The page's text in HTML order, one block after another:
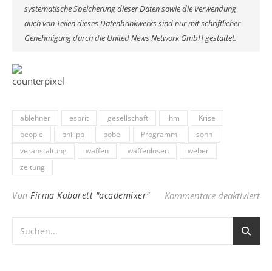
systematische Speicherung dieser Daten sowie die Verwendung
auch von Teilen dieses Datenbankwerks sind nur mit schriftlicher
Genehmigung durch die United News Network GmbH gestattet.
ablehner esprit gesellschaft ihm
Krise
people
philipp pöbel Programm
sonn
veranstaltung
waffen waffenlosen
weber
zeitung
Von Firma Kabarett "academixer" Kommentare deaktiviertfür